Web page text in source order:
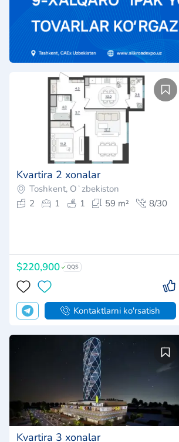
$220,900 QQS
Kontaktlarni ko'rsatish
3
1 100 m²
24/47
Sotiladi: «Piramit Tower» premium-
klassdagi turar-joy majmuasida 3 xonali
$280,000
Kontaktlarni ko'rsatish